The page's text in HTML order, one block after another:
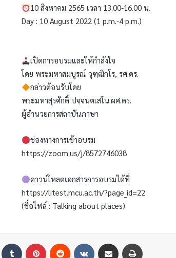
10 สิงหาคม 2565 เวลา 13.00-16.00 น.
Day : 10 August 2022 (1 p.m.-4 p.m.)
เปิดการอบรมและให้กำลังใจ
โดย พระมหาสมบูรณ์ วุฑฺฒิกโร, รศ.ดร.
กล่าวต้อนรับโดย
พระมหาสุรศักดิ์ ปจฺจนฺตเสโน.ผศ.ดร.
ผู้อำนวยการสถาบันภาษา
ช่องทางการเข้าอบรม
https://zoom.us/j/8572746038
ดาวน์โหลดเอกสารการอบรมได้ที่
https://litest.mcu.ac.th/?page_id=22
(ชื่อไฟล์ : Talking about places)